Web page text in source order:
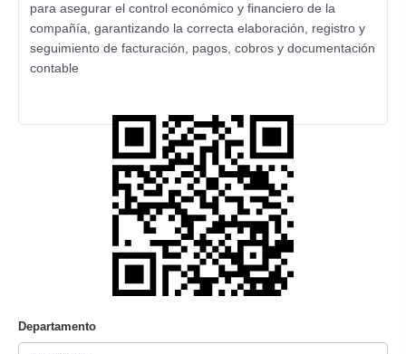
para asegurar el control económico y financiero de la
compañía, garantizando la correcta elaboración, registro y
seguimiento de facturación, pagos, cobros y documentación
contable
Departamento